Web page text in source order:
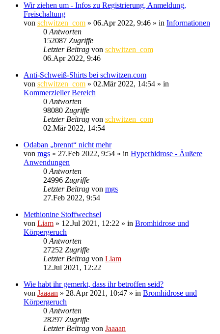
Wir ziehen um - Infos zu Registrierung, Anmeldung,
Freischaltung
von schwitzen_com » 06.Apr 2022, 9:46 » in Informationen
0 Antworten
152087 Zugriffe
Letzter Beitrag von schwitzen_com
06.Apr 2022, 9:46
Anti-Schweiß-Shirts bei schwitzen.com
von schwitzen_com » 02.Mär 2022, 14:54 » in
Kommerzieller Bereich
0 Antworten
98080 Zugriffe
Letzter Beitrag von schwitzen_com
02.Mär 2022, 14:54
Odaban „brennt“ nicht mehr
von mgs » 27.Feb 2022, 9:54 » in Hyperhidrose - Äußere
Anwendungen
0 Antworten
24996 Zugriffe
Letzter Beitrag von mgs
27.Feb 2022, 9:54
Methionine Stoffwechsel
von Liam » 12.Jul 2021, 12:22 » in Bromhidrose und
Körpergeruch
0 Antworten
27252 Zugriffe
Letzter Beitrag von Liam
12.Jul 2021, 12:22
Wie habt ihr gemerkt, dass ihr betroffen seid?
von Jaaaan » 28.Apr 2021, 10:47 » in Bromhidrose und
Körpergeruch
0 Antworten
28297 Zugriffe
Letzter Beitrag von Jaaaan